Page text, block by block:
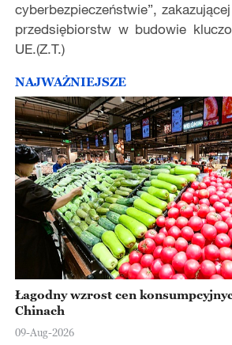
cyberbezpieczeństwie”,
przedsiębiorstw w budowie
UE.(Z.T.)
NAJWAŻNIEJSZE
Łagodny wzrost cen
Chinach
09-Aug-2026